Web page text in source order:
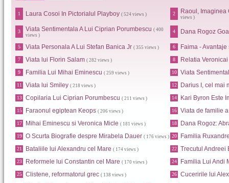
1 Laura Cosoi In Pictorialul Playboy ( 524 views ) 2 Raoul,
views )
3 Viata Sentimentala A Lui Ciprian Porumbescu ( 400
views )
4 Dana Rogoz
5 Viata Personala A Lui Stefan Banica Jr ( 355 views ) 6 Faima -
7 Viata lui Florin Salam ( 282 views ) 8 Relatia
9 Familia Lui Mihai Eminescu ( 259 views ) 10 Viata
11 Viata lui Smiley ( 218 views ) 12 Darius I, cel mai
13 Copilaria Lui Ciprian Porumbescu ( 211 views ) 14 Kari Byron Este
15 Faraonul egiptean Keops ( 206 views ) 16 Viata de familie
17 Mihai Eminescu si Veronica Micle ( 181 views ) 18 Dana Rogoz:
19 O Scurta Biografie despre Mirabela Dauer ( 176 views ) 20 Familia
21 Bataliile lui Alexandru cel Mare ( 174 views ) 22 Trecutul Andreei
23 Reformele lui Constantin cel Mare ( 170 views ) 24 Familia Lui Andi
25 Clistene, reformatorul grec ( 138 views ) 26 Cuceririle lui